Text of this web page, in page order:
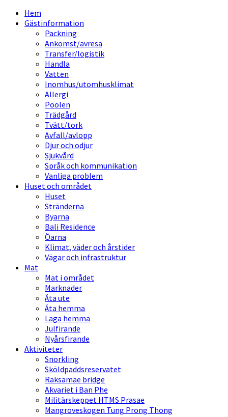
Hem
Gästinformation
Packning
Ankomst/avresa
Transfer/logistik
Handla
Vatten
Inomhus/utomhusklimat
Allergi
Poolen
Trädgård
Tvätt/tork
Avfall/avlopp
Djur och odjur
Sjukvård
Språk och kommunikation
Vanliga problem
Huset och området
Huset
Stränderna
Byarna
Bali Residence
Öarna
Klimat, väder och årstider
Vägar och infrastruktur
Mat
Mat i området
Marknader
Äta ute
Äta hemma
Laga hemma
Julfirande
Nyårsfirande
Aktiviteter
Snorkling
Sköldpaddsreservatet
Raksamae bridge
Akvariet i Ban Phe
Militärskeppet HTMS Prasae
Mangroveskogen Tung Prong Thong